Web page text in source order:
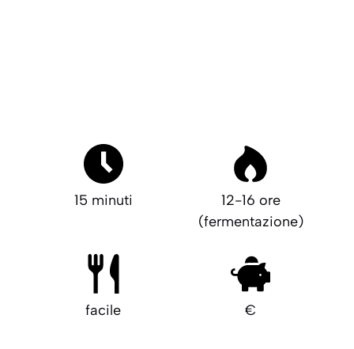
15 minuti
12-16 ore
(fermentazione)
facile €